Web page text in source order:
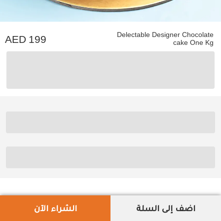
Delectable Designer Chocolate
cake One Kg
199
اضف إلى السلة الشراء الآن